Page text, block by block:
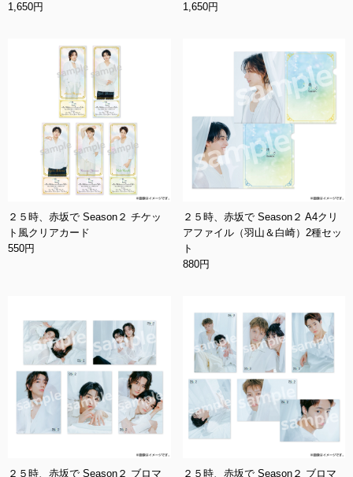
1,650円
1,650円
２５時、赤坂で Season２ チケッ
ト風クリアカード
550円
２５時、赤坂で Season２ A4クリ
アファイル（羽山＆白崎）2種セッ
ト
880円
２５時、赤坂で Season２ ブロマ ２５時、赤坂で Season２ ブロマ